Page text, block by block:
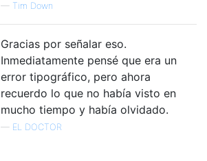
— Tim Down
Gracias por señalar eso.
Inmediatamente pensé que era un
error tipográfico, pero ahora
recuerdo lo que no había visto en
mucho tiempo y había olvidado.
— EL DOCTOR